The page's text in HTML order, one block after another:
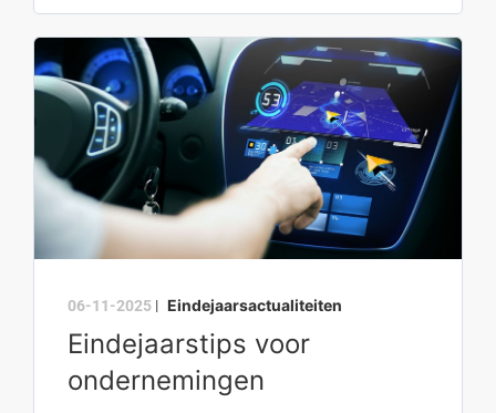
06-11-2025 | Eindejaarsactualiteiten
Eindejaarstips voor
ondernemingen